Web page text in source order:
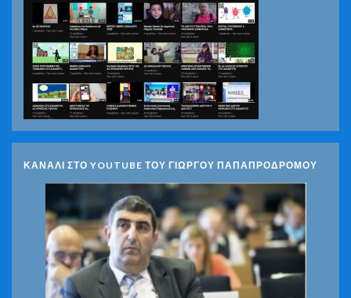
ΚΑΝΑΛΙ ΣΤΟ YOUTUBE ΤΟΥ ΓΙΩΡΓΟΥ ΠΑΠΑΠΡΟΔΡΟΜΟΥ